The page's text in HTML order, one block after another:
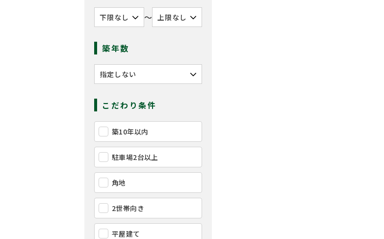
〜
築年数
こだわり条件
築10年以内
駐車場2台以上
角地
2世帯向き
平屋建て